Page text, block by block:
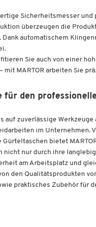
Sicherheitsmesser
überzeugen die
automatischem
Sie auch von einer
mit MARTOR arbeiten Sie
für den
auf zuverlässige
im Unternehmen.
Gürteltaschen bietet
nicht nur durch ihre
am Arbeitsplatz und
den Qualitätsprodukten
praktisches Zubehör für